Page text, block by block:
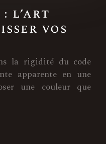
l’art
vos
la rigidité du code
apparente en une
une couleur que